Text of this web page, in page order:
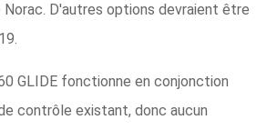
Norac. D'autres options devraient être
​​GLIDE fonctionne en conjonction
contrôle existant, donc aucun